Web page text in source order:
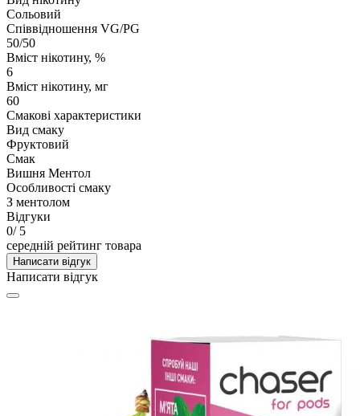
Сольовий
Співвідношення VG/PG
50/50
Вміст нікотину, %
6
Вміст нікотину, мг
60
Смакові характеристики
Вид смаку
Фруктовий
Смак
Вишня Ментол
Особливості смаку
З ментолом
Відгуки
0/ 5
середній рейтинг товара
Написати відгук
Написати відгук